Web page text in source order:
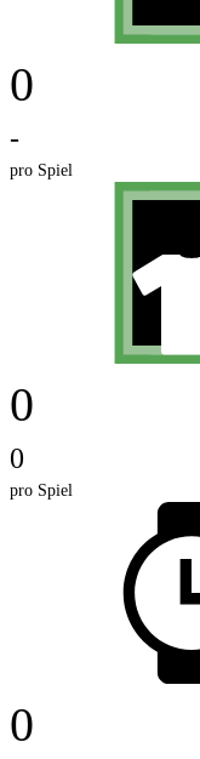
0
-
pro Spiel
0
0
pro Spiel
0